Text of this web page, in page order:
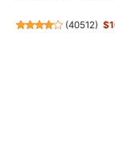
(40512)